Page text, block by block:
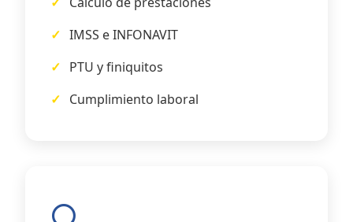
IMSS e INFONAVIT
PTU y finiquitos
Cumplimiento laboral